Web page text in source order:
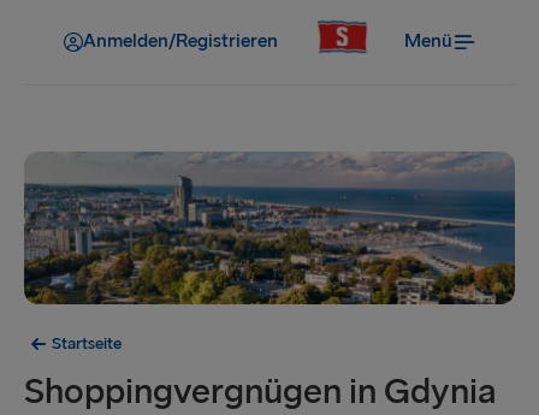
Anmelden/Registrieren Menü
Startseite
Shoppingvergnügen in Gdynia